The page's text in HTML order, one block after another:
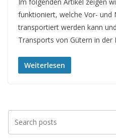
Im folgenden Artikel zeigen
funktioniert, welche Vor- und
transportiert werden kann
Transports von Gütern in der
Weiterlesen